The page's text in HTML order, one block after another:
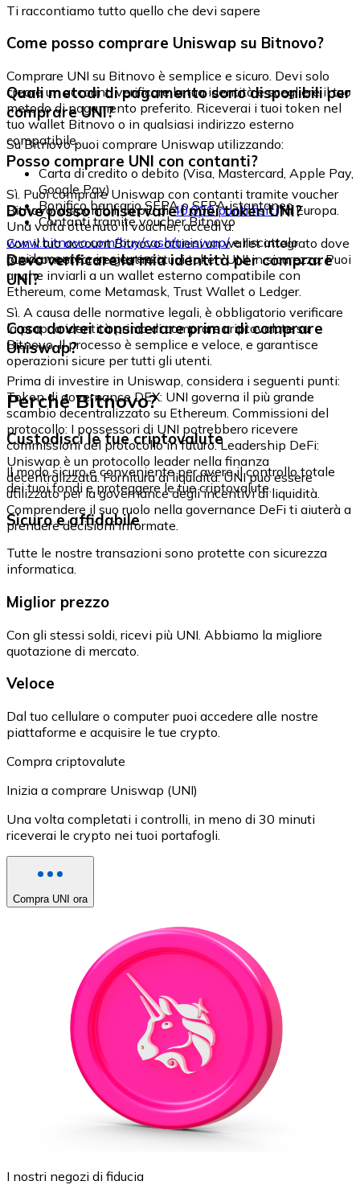
Ti raccontiamo tutto quello che devi sapere
Come posso comprare Uniswap su Bitnovo?
Comprare UNI su Bitnovo è semplice e sicuro. Devi solo
creare un account, verificare la tua identità e scegliere il tuo
metodo di pagamento preferito. Riceverai i tuoi token nel
tuo wallet Bitnovo o in qualsiasi indirizzo esterno
compatibile.
Quali metodi di pagamento sono disponibili per
comprare UNI?
Su Bitnovo puoi comprare Uniswap utilizzando:
Carta di credito o debito (Visa, Mastercard, Apple Pay,
Google Pay)
Bonifico bancario SEPA o SEPA istantaneo
Contanti tramite voucher Bitnovo
Posso comprare UNI con contanti?
Sì. Puoi comprare Uniswap con contanti tramite voucher
Bitnovo, disponibili in più di40.000 punti fisiciin Europa.
Una volta ottenuto il voucher, accedi a:
www.bitnovo.com/buy/cash/uniswap/e riscattalo
rapidamente e in sicurezza.
Dove posso conservare i miei token UNI?
Con il tuo account Bitnovo ottieni un wallet integrato dove
puoi conservare e gestire i tuoi token UNI in sicurezza. Puoi
anche inviarli a un wallet esterno compatibile con
Ethereum, come Metamask, Trust Wallet o Ledger.
Devo verificare la mia identità per comprare
UNI?
Sì. A causa delle normative legali, è obbligatorio verificare
la propria identità prima di comprare criptovalute su
Bitnovo. Il processo è semplice e veloce, e garantisce
operazioni sicure per tutti gli utenti.
Cosa dovrei considerare prima di comprare
Uniswap?
Prima di investire in Uniswap, considera i seguenti punti:
Token di governance DEX: UNI governa il più grande
scambio decentralizzato su Ethereum. Commissioni del
protocollo: I possessori di UNI potrebbero ricevere
commissioni del protocollo in futuro. Leadership DeFi:
Uniswap è un protocollo leader nella finanza
decentralizzata. Fornitura di liquidità: UNI può essere
utilizzato per la governance degli incentivi di liquidità.
Comprendere il suo ruolo nella governance DeFi ti aiuterà a
prendere decisioni informate.
Perché Bitnovo?
Custodisci le tue criptovalute
Il modo sicuro e conveniente per avere il controllo totale
dei tuoi fondi e proteggere le tue criptovalute.
Sicuro e affidabile
Tutte le nostre transazioni sono protette con sicurezza
informatica.
Miglior prezzo
Con gli stessi soldi, ricevi più UNI. Abbiamo la migliore
quotazione di mercato.
Veloce
Dal tuo cellulare o computer puoi accedere alle nostre
piattaforme e acquisire le tue crypto.
Compra criptovalute
Inizia a comprare Uniswap (UNI)
Una volta completati i controlli, in meno di 30 minuti
riceverai le crypto nei tuoi portafogli.
Compra UNI ora
I nostri negozi di fiducia